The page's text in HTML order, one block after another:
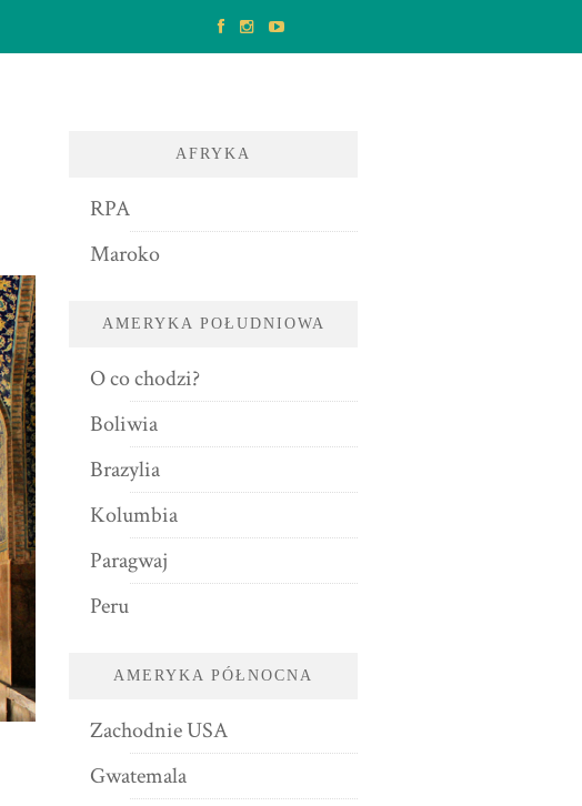
AFRYKA
RPA
Maroko
AMERYKA POŁUDNIOWA
O co chodzi?
Boliwia
Brazylia
Kolumbia
Paragwaj
Peru
AMERYKA PÓŁNOCNA
Zachodnie USA
Gwatemala